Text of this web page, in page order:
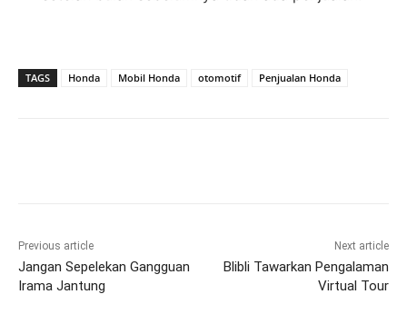
TAGS Honda Mobil Honda otomotif Penjualan Honda
Previous article
Jangan Sepelekan Gangguan
Irama Jantung
Next article
Blibli Tawarkan Pengalaman
Virtual Tour